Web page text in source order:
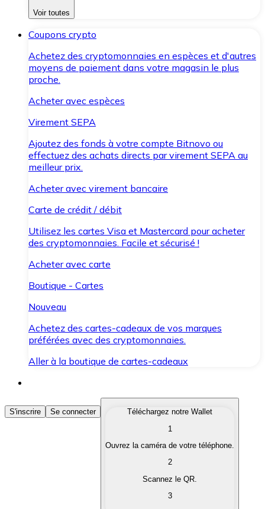
Voir toutes
Coupons crypto
Achetez des cryptomonnaies en espèces et d'autres
moyens de paiement dans votre magasin le plus
proche.
Acheter avec espèces
Virement SEPA
Ajoutez des fonds à votre compte Bitnovo ou
effectuez des achats directs par virement SEPA au
meilleur prix.
Acheter avec virement bancaire
Carte de crédit / débit
Utilisez les cartes Visa et Mastercard pour acheter
des cryptomonnaies. Facile et sécurisé !
Acheter avec carte
Boutique - Cartes
Nouveau
Achetez des cartes-cadeaux de vos marques
préférées avec des cryptomonnaies.
Aller à la boutique de cartes-cadeaux
Acheter des Cryptomonnaies
Achetez les cryptomonnaies qui vous intéressent
Convertissez vos cryptomonnaies en monnaie
S'inscrire Se connecter
Téléchargez notre Wallet
1
Ouvrez la caméra de votre téléphone.
2
Scannez le QR.
3